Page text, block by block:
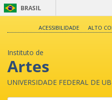
BRASIL
ACESSIBILIDADE ALTO
Instituto de
Artes
UNIVERSIDADE FEDERAL DE